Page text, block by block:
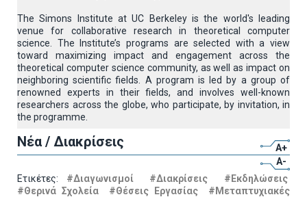
The Simons Institute at UC Berkeley is the world's leading
venue for collaborative research in theoretical computer
science. The Institute’s programs are selected with a view
toward maximizing impact and engagement across the
theoretical computer science community, as well as impact on
neighboring scientific fields. A program is led by a group of
renowned experts in their fields, and involves well-known
researchers across the globe, who participate, by invitation, in
the programme.
Νέα / Διακρίσεις
A+
A-
Ετικέτες: #Διαγωνισμοί #Διακρίσεις
#Εκδηλώσεις
#Θερινά Σχολεία
#Θέσεις Εργασίας
#Μεταπτυχιακές